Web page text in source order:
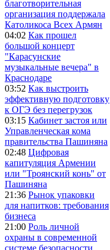
благотворительная
организация поддержала
Католикоса Всех Армян
04:02 Как прошел
большой концерт
"Карасунские
музыкальные вечера" в
Краснодаре
03:52 Как выстроить
эффективную подготовку
к ОГЭ без перегрузок
03:15 Кабинет застоя или
Управленческая кома
правительства Пашиняна
02:48 Цифровая
капитуляция Армении
или "Троянский конь" от
Пашиняна
21:36 Рынок упаковки
для напитков: требования
бизнеса
21:00 Роль личной
охраны в современной
системе безопасности